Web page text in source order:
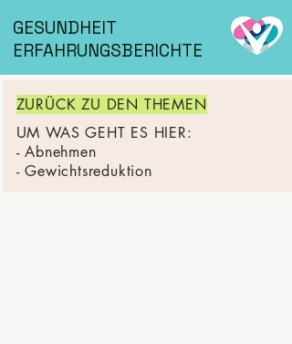
GESUNDHEIT
ERFAHRUNGSBERICHTE
ZURÜCK ZU DEN THEMEN
UM WAS GEHT ES HIER:
- Abnehmen
- Gewichtsreduktion